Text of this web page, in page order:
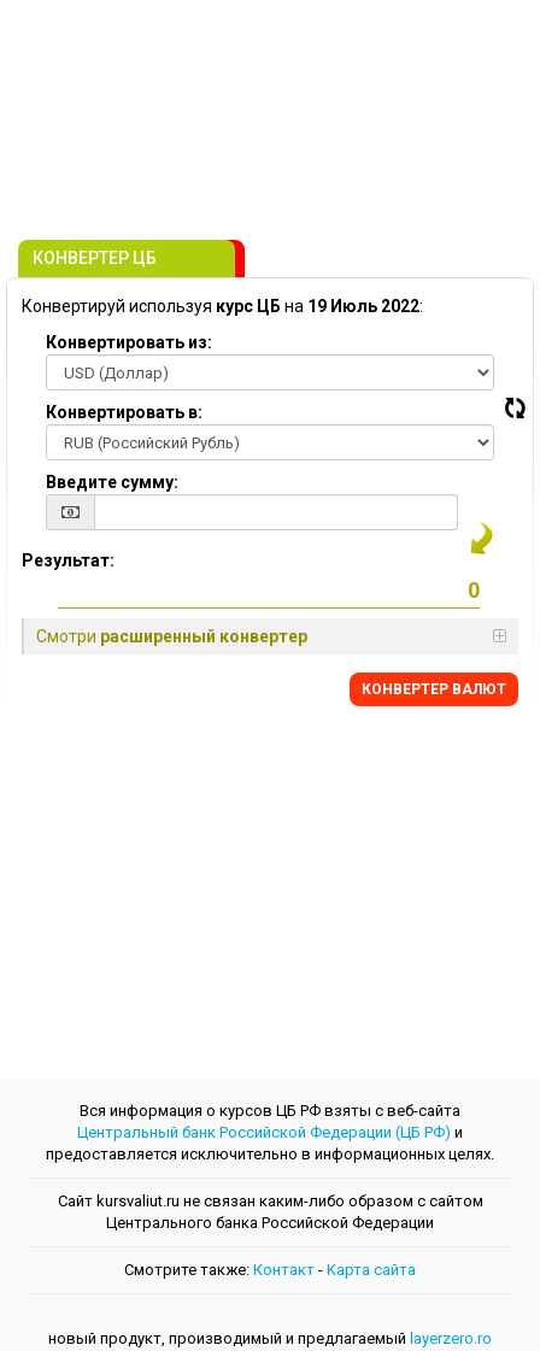
КОНВЕРТЕР ЦБ
Конвертируй используя курс ЦБ на 19 Июль 2022:
Конвертировать из:
Конвертировать в:
Введите сумму:
Результат:
Смотри расширенный конвертер
КОНВЕРТЕР ВАЛЮТ
Вся информация о курсов ЦБ РФ взяты с веб-сайта
Центральный банк Российской Федерации (ЦБ РФ) и
предоставляется исключительно в информационных целях.
Сайт kursvaliut.ru не связан каким-либо образом с сайтом
Центрального банкa Российской Федерации
Смотрите также: Контакт - Kарта сайта
новый продукт, производимый и предлагаемый layerzero.ro